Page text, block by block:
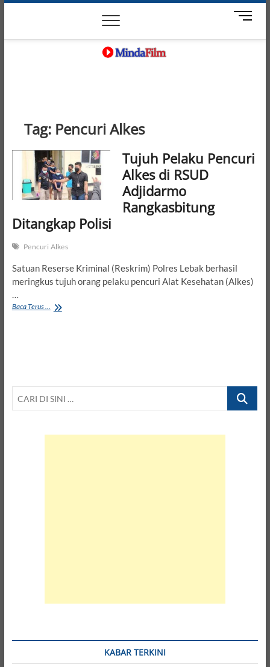
Skip
M
n
Tag: Pencuri Alkes
Tujuh Pelaku Pencuri
Alkes di RSUD
Adjidarmo
Rangkasbitung
Ditangkap Polisi
Pencuri Alkes
Satuan Reserse Kriminal (Reskrim) Polres Lebak berhasil
meringkus tujuh orang pelaku pencuri Alat Kesehatan (Alkes)
…
Baca Terus ... Tujuh
Polisi
CARI
KABAR TERKINI